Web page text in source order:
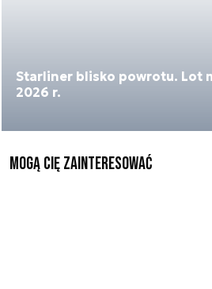
Starliner blisko powrotu. Lot
2026 r.
Mogą Cię zainteresować